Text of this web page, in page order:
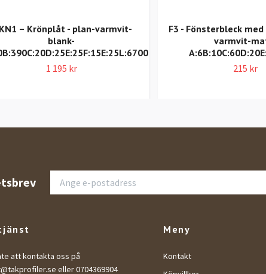
– Krönplåt - plan-varmvit-
blank-
1 195 kr
F3 - Fönsterbleck
varmvit-
215 kr
att kontakta oss på
eller 0704369904
Meny
Kontakt